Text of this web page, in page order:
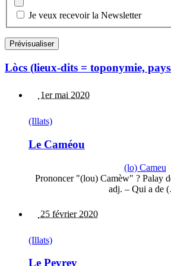
Je veux recevoir la Newsletter
Lòcs (lieux-dits = toponymie,
1er mai 2020
(Illats)
Le Caméou
(lo) Cameu
Prononcer "(lou) Camèw" ? Palay
adj. – Qui a de
25 février 2020
(Illats)
Le Peyrey